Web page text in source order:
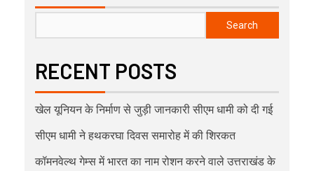
Search
RECENT POSTS
खेल यूनियन के निर्माण से जुड़ी जानकारी सीएम धामी को दी गई
सीएम धामी ने हथकरघा दिवस समारोह में की शिरकत
कॉमनवेल्थ गेम्स में भारत का नाम रोशन करने वाले उत्तराखंड के